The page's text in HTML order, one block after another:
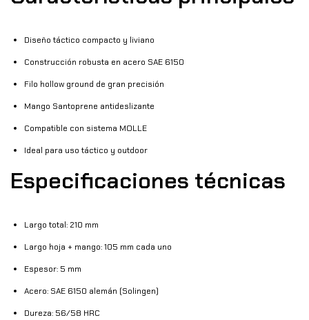
Diseño táctico compacto y liviano
Construcción robusta en acero SAE 6150
Filo hollow ground de gran precisión
Mango Santoprene antideslizante
Compatible con sistema MOLLE
Ideal para uso táctico y outdoor
Especificaciones técnicas
Largo total: 210 mm
Largo hoja + mango: 105 mm cada uno
Espesor: 5 mm
Acero: SAE 6150 alemán (Solingen)
Dureza: 56/58 HRC